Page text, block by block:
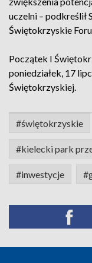
uczelni – podkreślił
Świętokrzyskie
Początek I
poniedziałek, 17
Świętokrzyskiej.
#świętokrzyskie
#kielecki park
#inwestycje